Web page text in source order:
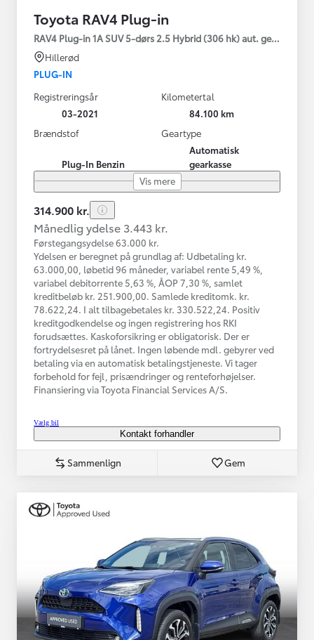
Toyota RAV4 Plug-in
RAV4 Plug-in 1A SUV 5-dørs 2.5 Hybrid (306 hk) aut. gear
Hillerød
PLUG-IN
Registreringsår
03-2021
Kilometertal
84.100 km
Brændstof
Plug-In Benzin
Geartype
Automatisk
gearkasse
Vis mere
314.900 kr.
Månedlig ydelse 3.443 kr.
Førstegangsydelse 63.000 kr.
Ydelsen er beregnet på grundlag af: Udbetaling kr.
63.000,00, løbetid 96 måneder, variabel rente 5,49 %,
variabel debitorrente 5,63 %, ÅOP 7,30 %, samlet
kreditbeløb kr. 251.900,00. Samlede kreditomk. kr.
78.622,24. I alt tilbagebetales kr. 330.522,24. Positiv
kreditgodkendelse og ingen registrering hos RKI
forudsættes. Kaskoforsikring er obligatorisk. Der er
fortrydelsesret på lånet. Ingen løbende mdl. gebyrer ved
betaling via en automatisk betalingstjeneste. Vi tager
forbehold for fejl, prisændringer og renteforhøjelser.
Finansiering via Toyota Financial Services A/S.
Vælg bil
Kontakt forhandler
Sammenlign Gem